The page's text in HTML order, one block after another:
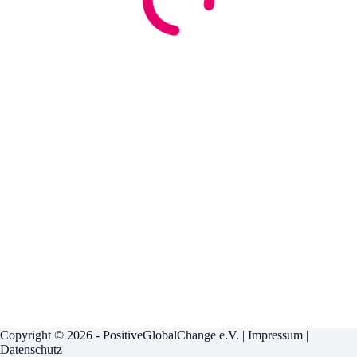
Copyright © 2026 - PositiveGlobalChange e.V. | Impressum |
Datenschutz